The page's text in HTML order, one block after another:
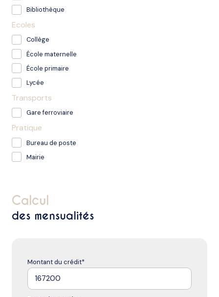
Bibliothèque
Ecoles
Collège
École maternelle
École primaire
Lycée
Transports
Gare ferroviaire
Pratique
Bureau de poste
Mairie
calcul
des mensualités
Montant du crédit*